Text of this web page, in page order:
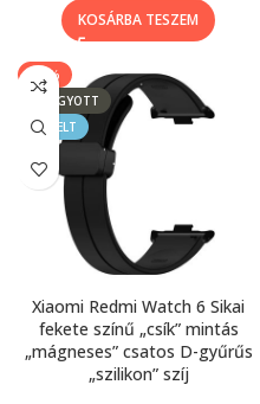
KOSÁRBA TESZEM
-29%
ELFOGYOTT
KIEMELT
Xiaomi Redmi Watch 6 Sikai
fekete színű „csík” mintás
„mágneses” csatos D-gyűrűs
„szilikon” szíj